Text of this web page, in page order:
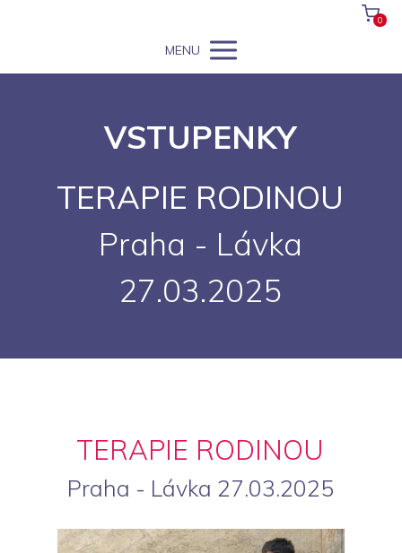
0
MENU
VSTUPENKY
TERAPIE RODINOU
Praha - Lávka
27.03.2025
TERAPIE RODINOU
Praha - Lávka 27.03.2025